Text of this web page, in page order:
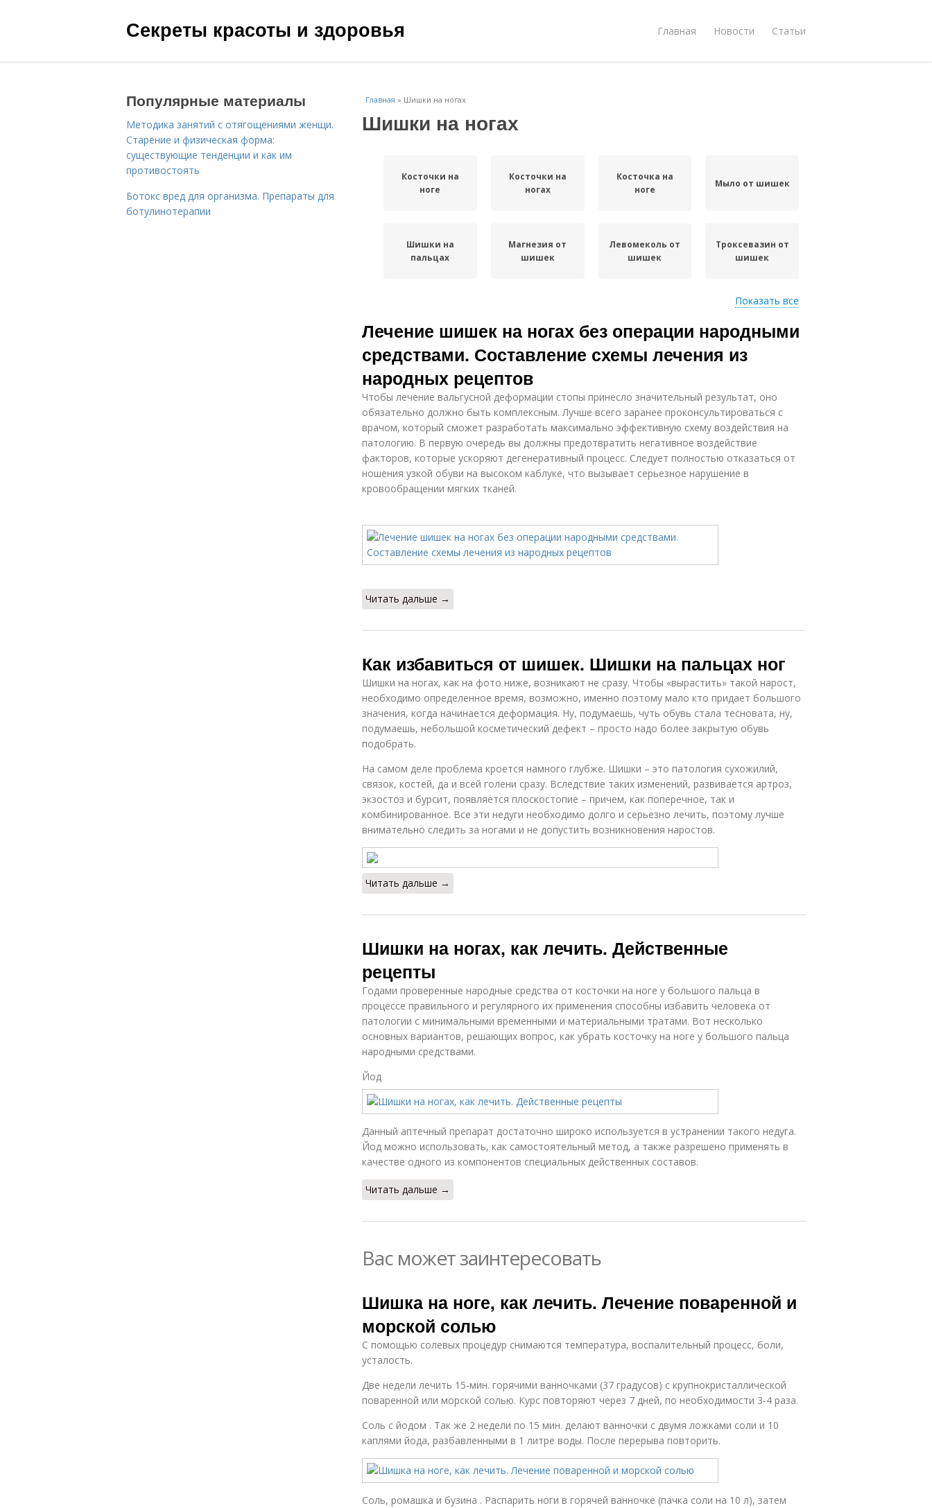
Секреты красоты и здоровья Главная Новости Статьи
Главная » Шишки на ногах
Шишки на ногах
Косточки на
ноге
Косточки на
ногах
Косточка на
ноге
Мыло от шишек
Шишки на
пальцах
Магнезия от
шишек
Левомеколь от
шишек
Троксевазин от
шишек
уколов
щиколотке
Показать все
Лечение шишек на ногах без операции народными
средствами. Составление схемы лечения из
народных рецептов
Чтобы лечение вальгусной деформации стопы принесло значительный результат, оно
обязательно должно быть комплексным. Лучше всего заранее проконсультироваться с
врачом, который сможет разработать максимально эффективную схему воздействия на
патологию. В первую очередь вы должны предотвратить негативное воздействие
факторов, которые ускоряют дегенеративный процесс. Следует полностью отказаться от
ношения узкой обуви на высоком каблуке, что вызывает серьезное нарушение в
кровообращении мягких тканей.
Читать дальше →
Как избавиться от шишек. Шишки на пальцах ног
Шишки на ногах, как на фото ниже, возникают не сразу. Чтобы «вырастить» такой нарост,
необходимо определенное время, возможно, именно поэтому мало кто придает большого
значения, когда начинается деформация. Ну, подумаешь, чуть обувь стала тесновата, ну,
подумаешь, небольшой косметический дефект – просто надо более закрытую обувь
подобрать.
На самом деле проблема кроется намного глубже. Шишки – это патология сухожилий,
связок, костей, да и всей голени сразу. Вследствие таких изменений, развивается артроз,
экзостоз и бурсит, появляется плоскостопие – причем, как поперечное, так и
комбинированное. Все эти недуги необходимо долго и серьезно лечить, поэтому лучше
внимательно следить за ногами и не допустить возникновения наростов.
Читать дальше →
Шишки на ногах, как лечить. Действенные
рецепты
Годами проверенные народные средства от косточки на ноге у большого пальца в
процессе правильного и регулярного их применения способны избавить человека от
патологии с минимальными временными и материальными тратами. Вот несколько
основных вариантов, решающих вопрос, как убрать косточку на ноге у большого пальца
народными средствами.
Йод
Данный аптечный препарат достаточно широко используется в устранении такого недуга.
Йод можно использовать, как самостоятельный метод, а также разрешено применять в
качестве одного из компонентов специальных действенных составов.
Читать дальше →
Вас может заинтересовать
Шишка на ноге, как лечить. Лечение поваренной и
морской солью
С помощью солевых процедур снимаются температура, воспалительный процесс, боли,
усталость.
Две недели лечить 15-мин. горячими ванночками (37 градусов) с крупнокристаллической
поваренной или морской солью. Курс повторяют через 7 дней, по необходимости 3-4 раза.
Соль с йодом . Так же 2 недели по 15 мин. делают ванночки с двумя ложками соли и 10
каплями йода, разбавленными в 1 литре воды. После перерыва повторить.
Соль, ромашка и бузина . Распарить ноги в горячей ванночке (пачка соли на 10 л), затем
Популярные материалы
Методика занятий с отягощениями женщи.
Старение и физическая форма:
существующие тенденции и как им
противостоять
Ботокс вред для организма. Препараты для
ботулинотерапии